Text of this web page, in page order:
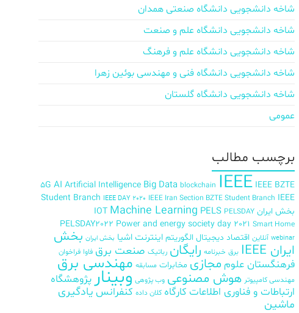
شاخه دانشجویی دانشگاه صنعتی همدان
شاخه دانشجویی دانشگاه علم و صنعت
شاخه دانشجویی دانشگاه علم و فرهنگ
شاخه دانشجویی دانشگاه فنی و مهندسی بوئین زهرا
شاخه دانشجویی دانشگاه گلستان
عمومی
برچسب‌ مطالب
5G AI Artificial Intelligence Big Data blockchain IEEE IEEE BZTE
Student Branch IEEE DAY 2020 IEEE Iran Section BZTE Student Branch IEEE
بخش ایران
IOT Machine Learning PELS PELSDAY
PELSDAY2022 Power and energy society day 2021 Smart Home
webinar آنلاین اقتصاد دیجیتال الگوریتم اینترنت اشیا بخش ایران بخش
ایران IEEE
برق خبرنامه رایگان رباتیک صنعت برق فاوا فراخوان
فرهنگستان علوم مجازی مخابرات مسابقه مهندسی برق
مهندسی کامپیوتر هوش مصنوعی وب پژوهی وبینارپژوهشگاه
ارتباطات و فناوری اطلاعات کارگاه کلان داده کنفرانس یادگیری
ماشین